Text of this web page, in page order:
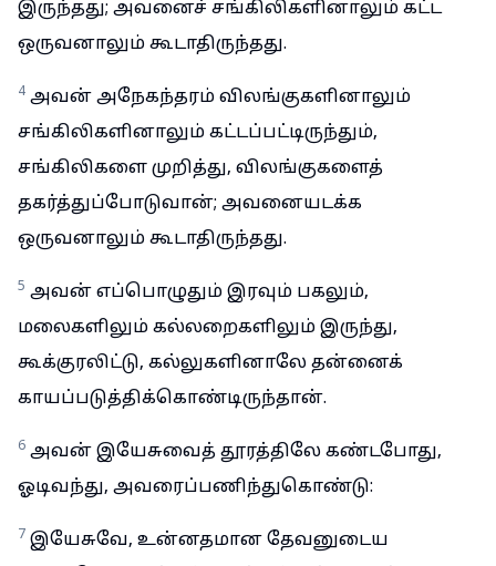
இருந்தது; அவனைச் சங்கிலிகளினாலும் கட்ட
ஒருவனாலும் கூடாதிருந்தது.
4 அவன் அநேகந்தரம் விலங்குகளினாலும்
சங்கிலிகளினாலும் கட்டப்பட்டிருந்தும்,
சங்கிலிகளை முறித்து, விலங்குகளைத்
தகர்த்துப்போடுவான்; அவனையடக்க
ஒருவனாலும் கூடாதிருந்தது.
5 அவன் எப்பொழுதும் இரவும் பகலும்,
மலைகளிலும் கல்லறைகளிலும் இருந்து,
கூக்குரலிட்டு, கல்லுகளினாலே தன்னைக்
காயப்படுத்திக்கொண்டிருந்தான்.
6 அவன் இயேசுவைத் தூரத்திலே கண்டபோது,
ஓடிவந்து, அவரைப்பணிந்துகொண்டு:
7 இயேசுவே, உன்னதமான தேவனுடைய